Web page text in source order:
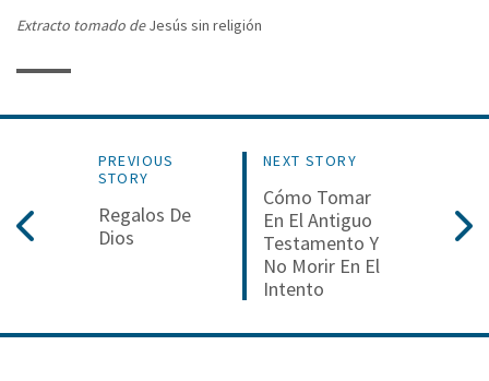
Extracto tomado deJesús sin religión
PREVIOUS
STORY
Regalos De
Dios
NEXT STORY
Cómo Tomar
En El Antiguo
Testamento Y
No Morir En El
Intento